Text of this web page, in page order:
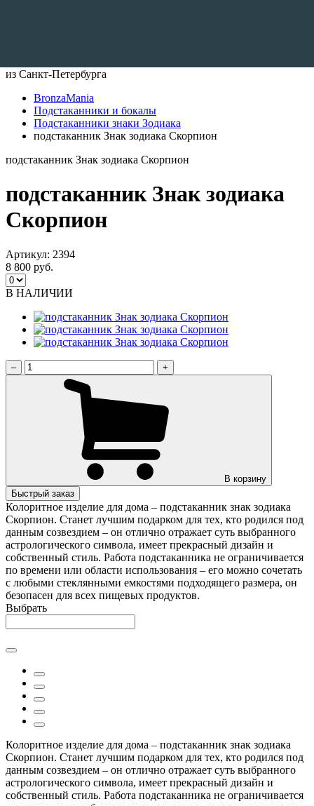
из Санкт-Петербурга
BronzaMania
Подстаканники и бокалы
Подстаканники знаки Зодиака
подстаканник Знак зодиака Скорпион
подстаканник Знак зодиака Скорпион
подстаканник Знак зодиака
Скорпион
Артикул: 2394
8 800 руб.
В НАЛИЧИИ
– +
В корзину
Быстрый заказ
Колоритное изделие для дома – подстаканник знак зодиака
Скорпион. Станет лучшим подарком для тех, кто родился под
данным созвездием – он отлично отражает суть выбранного
астрологического символа, имеет прекрасный дизайн и
собственный стиль. Работа подстаканника не ограничивается
по времени или области использования – его можно сочетать
с любыми стеклянными емкостями подходящего размера, он
безопасен для всех пищевых продуктов.
Выбрать
Колоритное изделие для дома – подстаканник знак зодиака
Скорпион. Станет лучшим подарком для тех, кто родился под
данным созвездием – он отлично отражает суть выбранного
астрологического символа, имеет прекрасный дизайн и
собственный стиль. Работа подстаканника не ограничивается